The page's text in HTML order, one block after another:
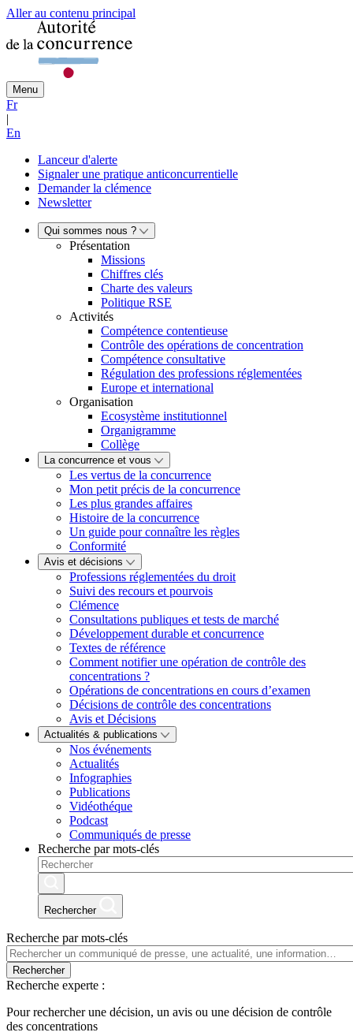
Aller au contenu principal
Menu
Fr
|
En
Lanceur d'alerte
Signaler une pratique anticoncurrentielle
Demander la clémence
Newsletter
Qui sommes nous ?
Présentation
Missions
Chiffres clés
Charte des valeurs
Politique RSE
Activités
Compétence contentieuse
Contrôle des opérations de concentration
Compétence consultative
Régulation des professions réglementées
Europe et international
Organisation
Ecosystème institutionnel
Organigramme
Collège
La concurrence et vous
Les vertus de la concurrence
Mon petit précis de la concurrence
Les plus grandes affaires
Histoire de la concurrence
Un guide pour connaître les règles
Conformité
Avis et décisions
Professions réglementées du droit
Suivi des recours et pourvois
Clémence
Consultations publiques et tests de marché
Développement durable et concurrence
Textes de référence
Comment notifier une opération de contrôle des
concentrations ?
Opérations de concentrations en cours d’examen
Décisions de contrôle des concentrations
Avis et Décisions
Actualités & publications
Nos événements
Actualités
Infographies
Publications
Vidéothéque
Podcast
Communiqués de presse
Recherche par mots-clés
Rechercher
Recherche par mots-clés
Rechercher
Recherche experte :
Pour rechercher une décision, un avis ou une décision de contrôle
des concentrations